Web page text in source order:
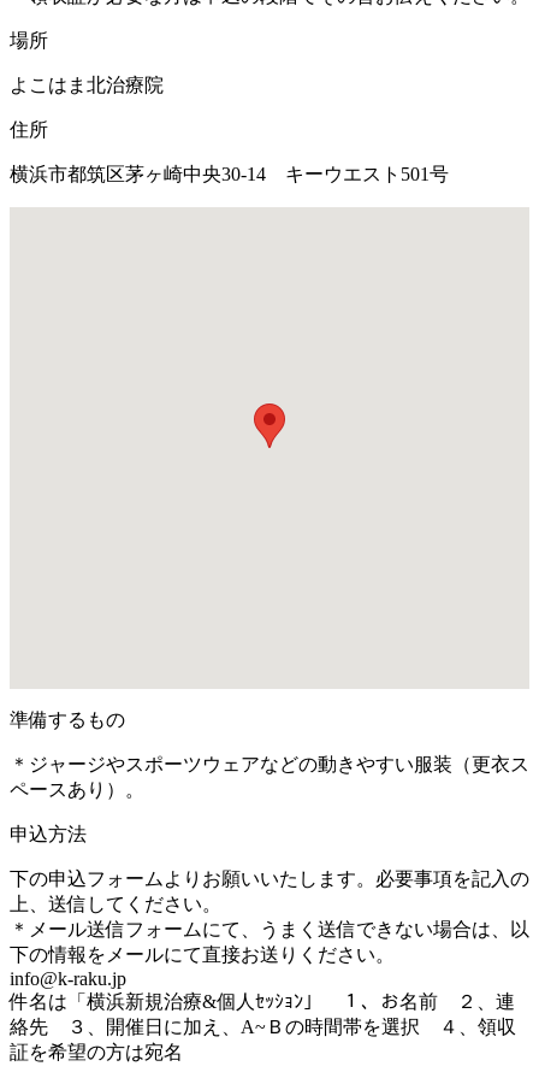
場所
よこはま北治療院
住所
横浜市都筑区茅ヶ崎中央30-14 キーウエスト501号
準備するもの
＊ジャージやスポーツウェアなどの動きやすい服装（更衣ス
ペースあり）。
申込方法
下の申込フォームよりお願いいたします。必要事項を記入の
上、送信してください。
＊メール送信フォームにて、うまく送信できない場合は、以
下の情報をメールにて直接お送りください。
info@k-raku.jp
件名は「横浜新規治療&個人ｾｯｼｮﾝ」 １、お名前 ２、連
絡先 ３、開催日に加え、A~Ｂの時間帯を選択 ４、領収
証を希望の方は宛名